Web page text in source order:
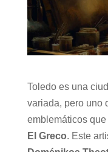
Toledo es una
variada, pero uno
emblemáticos
El Greco. Este